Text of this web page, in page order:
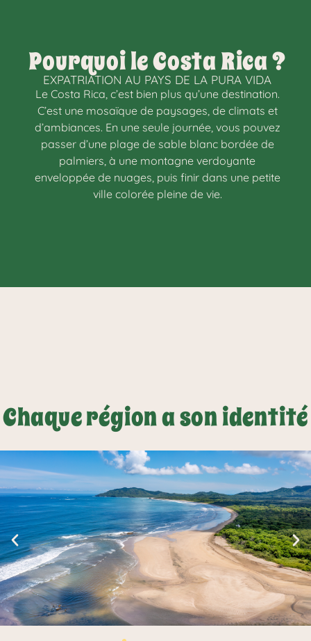
Pourquoi le Costa Rica ?
EXPATRIATION AU PAYS DE LA PURA VIDA
Le Costa Rica, c’est bien plus qu’une destination.
C’est une mosaïque de paysages, de climats et
d’ambiances. En une seule journée, vous pouvez
passer d’une plage de sable blanc bordée de
palmiers, à une montagne verdoyante
enveloppée de nuages, puis finir dans une petite
ville colorée pleine de vie.
Chaque région a son identité